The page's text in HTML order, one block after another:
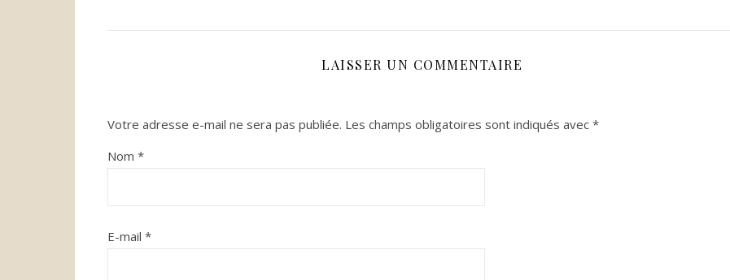
LAISSER UN COMMENTAIRE
Votre adresse e-mail ne sera pas publiée. Les champs obligatoires sont indiqués avec *
Nom *
E-mail *